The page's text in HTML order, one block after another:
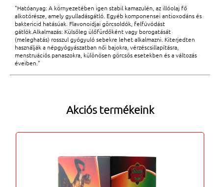
"Hatóanyag: A környezetében igen stabil kamazulén, az illóolaj fő
alkotórésze, amely gyulladásgátló. Egyéb komponensei antioxodáns és
baktericid hatásúak. Flavonoidjai görcsoldók, felfúvódást
gátlók.Alkalmazás: Külsőleg ülőfürdőként vagy borogatását
(meleghatás) rosszul gyógyuló sebekre lehet alkalmazni. Kiterjedten
használják a népgyógyászatban női bajokra, vérzéscsillapításra,
menstruációs panaszokra, különösen görcsös esetekben és a változás
éveiben."
Akciós termékeink